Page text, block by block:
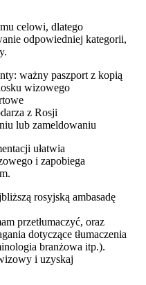
celowi, dlatego
odpowiedniej kategorii,
ważny paszport z kopią
wizowego
z Rosji
lub zameldowaniu
ułatwia
i zapobiega
rosyjską ambasadę
przetłumaczyć, oraz
dotyczące tłumaczenia
branżowa itp.).
i uzyskaj